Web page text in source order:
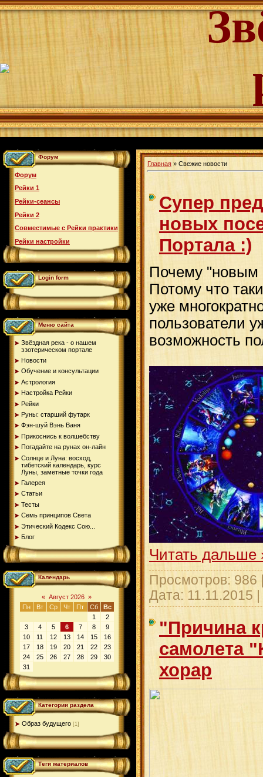
Форум
Форум
Рейки 1
Рейки-сеансы
Рейки 2
Совместимые с Рейки практики
Рейки настройки
Login form
Меню сайта
Звёздная река - о нашем
эзотерическом портале
Новости
Обучение и консультации
Астрология
Настройка Рейки
Рейки
Руны: старший футарк
Фэн-шуй Вэнь Ваня
Прикоснись к волшебству
Погадайте на рунах oн-лайн
Солнце и Луна: восход,
тибетский календарь, курс
Луны, заметные точки года
Галерея
Статьи
Тесты
Семь принципов Света
Этический Кодекс Сою...
Блог
Календарь
« Август 2026 »
Пн
Вт Ср Чт Пт Сб
Вс
1
2
3
4 5 6 7 8
9
10
11 12 13 14 15
16
17
18 19 20 21 22
23
24
25 26 27 28 29
30
31
Категории раздела
Образ будущего [1]
Теги материалов
Главная » Свежие новости
Супер
новых
Портала :)
Почему "новым
Потому что
уже
пользователи
возможность
Читать дальше
Просмотров:
Дата: 11.11.2015
"Причина
самолета
хорар